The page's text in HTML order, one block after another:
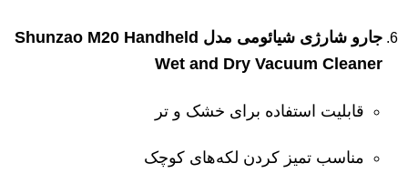
جارو شارژی شیائومی مدل Shunzao M20 Handheld
Wet and Dry Vacuum Cleaner
قابلیت استفاده برای خشک و تر
مناسب تمیز کردن لکه‌های کوچک